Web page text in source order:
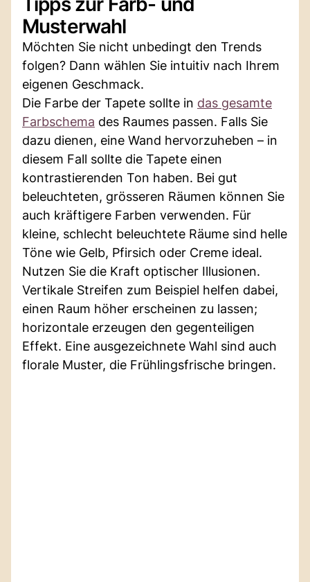
Musterwahl
Möchten Sie nicht unbedingt den Trends
folgen? Dann wählen Sie intuitiv nach Ihrem
eigenen Geschmack.
Die Farbe der Tapete sollte in das gesamte
Farbschema des Raumes passen. Falls Sie
dazu dienen, eine Wand hervorzuheben – in
diesem Fall sollte die Tapete einen
kontrastierenden Ton haben. Bei gut
beleuchteten, grösseren Räumen können Sie
auch kräftigere Farben verwenden. Für
kleine, schlecht beleuchtete Räume sind helle
Töne wie Gelb, Pfirsich oder Creme ideal.
Nutzen Sie die Kraft optischer Illusionen.
Vertikale Streifen zum Beispiel helfen dabei,
einen Raum höher erscheinen zu lassen;
horizontale erzeugen den gegenteiligen
Effekt. Eine ausgezeichnete Wahl sind auch
florale Muster, die Frühlingsfrische bringen.